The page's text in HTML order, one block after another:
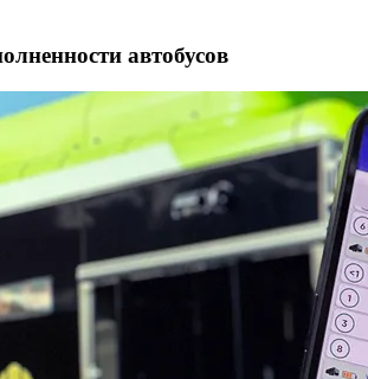
автобусов